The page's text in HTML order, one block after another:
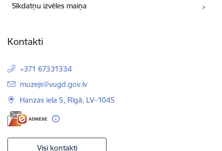
Sīkdatņu izvēles maiņa
Kontakti
+371 67331334
E-pasts:
muzejs@vugd.gov.lv
Hanzas iela 5, Rīgā, LV–1045
Visi kontakti